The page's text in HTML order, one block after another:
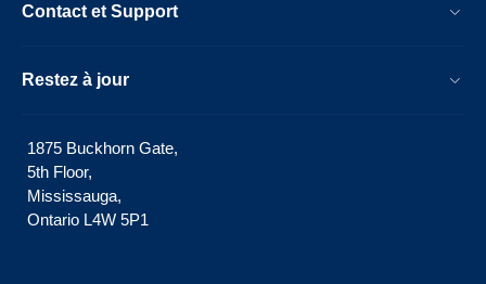
Contact et Support
Restez à jour
1875 Buckhorn Gate,
5th Floor,
Mississauga,
Ontario L4W 5P1